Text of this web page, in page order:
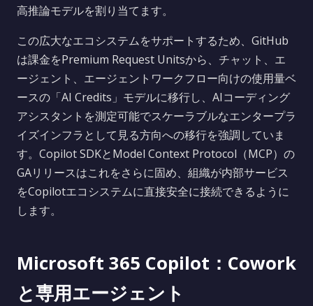
高推論モデルを割り当てます。
この広大なエコシステムをサポートするため、GitHub
は課金をPremium Request Unitsから、チャット、エ
ージェント、エージェントワークフロー向けの使用量ベ
ースの「AI Credits」モデルに移行し、AIコーディング
アシスタントを測定可能でスケーラブルなエンタープラ
イズインフラとして見る方向への移行を強調していま
す。Copilot SDKとModel Context Protocol（MCP）の
GAリリースはこれをさらに固め、組織が内部サービス
をCopilotエコシステムに直接安全に接続できるように
します。
Microsoft 365 Copilot：Cowork
と専用エージェント